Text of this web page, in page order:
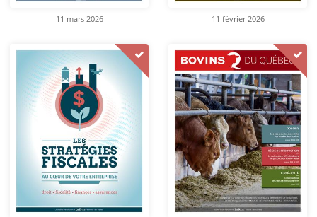
11 mars 2026 11 février 2026